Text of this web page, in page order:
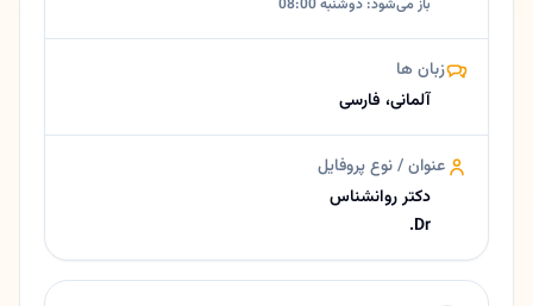
زبان ها
آلمانی، فارسی
عنوان / نوع پروفایل
دکتر روانشناس
Dr.